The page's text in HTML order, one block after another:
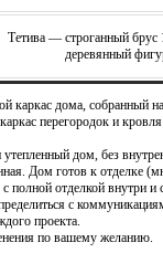
Тетива — строганный
деревянный
каркас дома, собранный
перегородок и
дом, без
Дом готов к отделке
полной отделкой внутри
с
проекта.
по вашему желанию.